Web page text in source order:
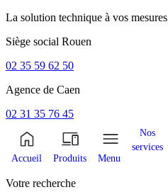
La solution technique à vos mesures
Siège social Rouen
02 35 59 62 50
Agence de Caen
02 31 35 76 45
Accueil Produits Menu
Nos
services
Votre recherche